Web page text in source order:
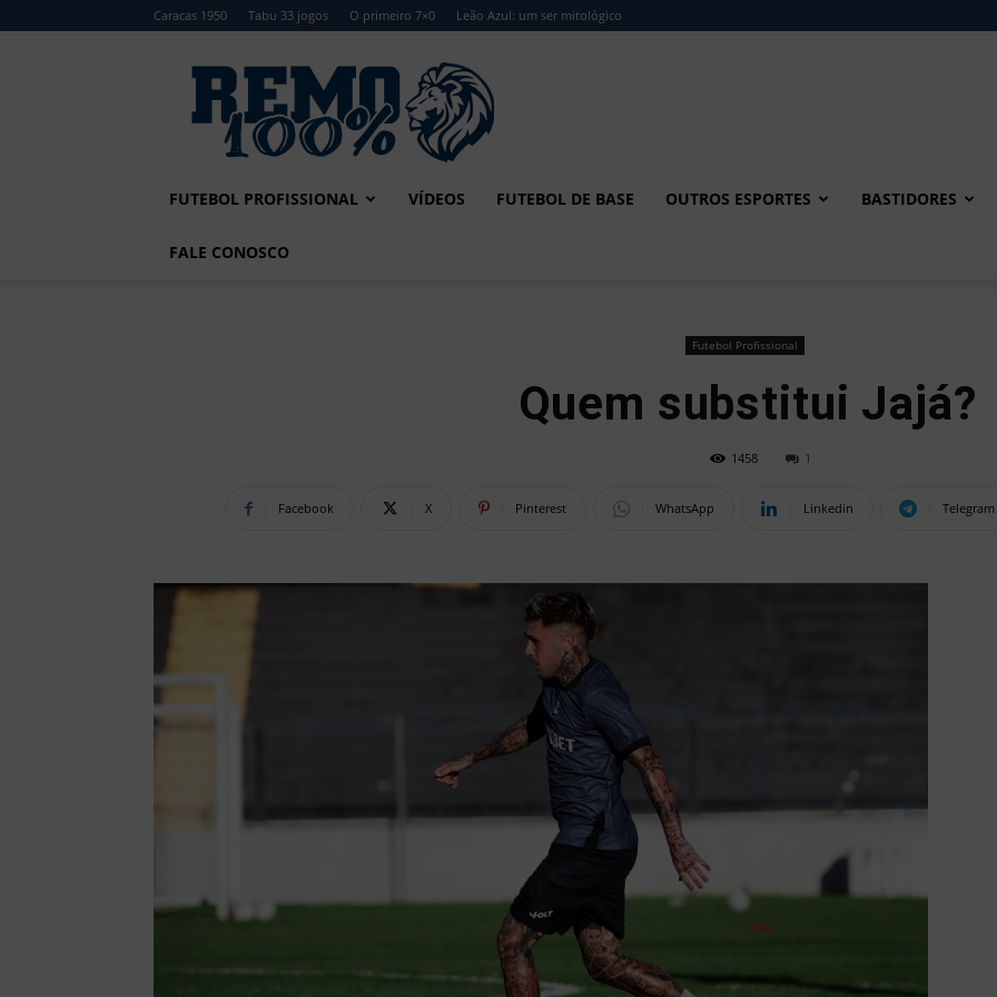
Caracas 1950 Tabu 33 jogos O primeiro 7×0 Leão Azul: um ser mitológico
Remo
FUTEBOL PROFISSIONAL VÍDEOS FUTEBOL DE BASE OUTROS ESPORTES BASTIDORES
FALE CONOSCO
Futebol Profissional
Quem substitui Jajá?
1458 1
Facebook X Pinterest WhatsApp Linkedin Telegram